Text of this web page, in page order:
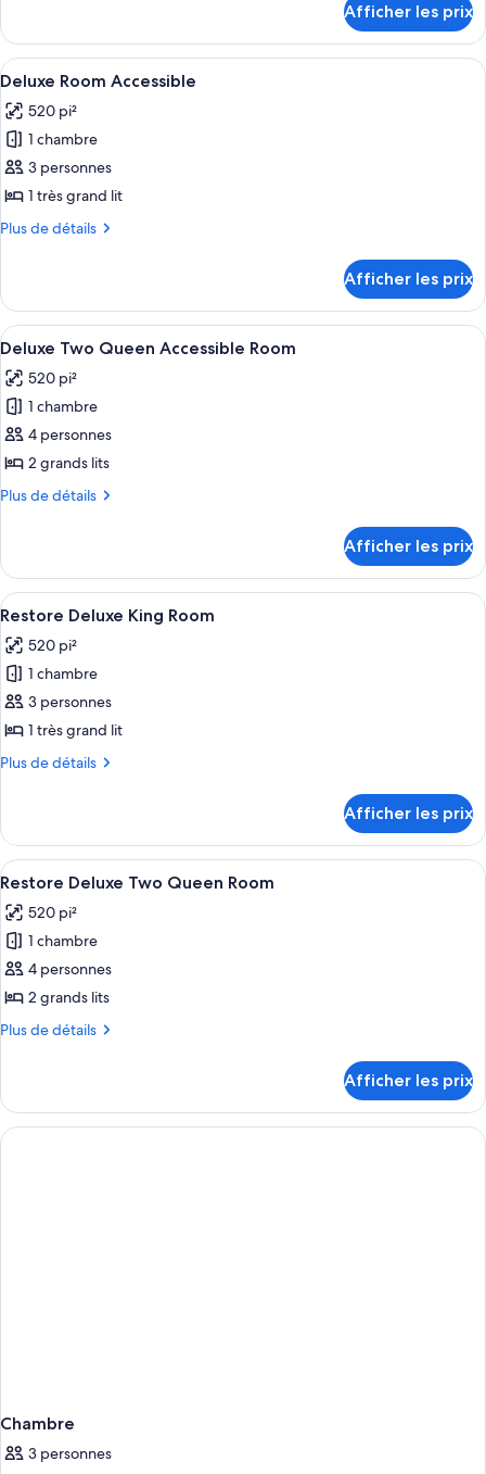
Tower
Suite
Tower
Suite
Afficher les prix
Afficher
toutes
les
photos
pour
ce
type
Deluxe
Room
Accessible
Une chambre d’hôtel avec un
4
Deluxe Room Accessible
520 pi²
1 chambre
3 personnes
1 très grand lit
Plus de détails
Plus
Deluxe
Room
Accessible
Afficher les prix
Afficher
toutes
les
photos
pour
ce
type
Deluxe
Two
Queen
Accessible
Room
Une chambre d’hôtel avec deux lits,
7
Deluxe Two Queen Accessible Room
520 pi²
1 chambre
4 personnes
2 grands lits
Plus de détails
Plus
Deluxe
Two
Queen
Room
Afficher les prix
Afficher
toutes
les
photos
pour
ce
type
Restore
Deluxe
King
Room
Une chambre d’hôtel avec un
5
Restore Deluxe King Room
520 pi²
1 chambre
3 personnes
1 très grand lit
Plus de détails
Plus
Restore
Deluxe
King
Afficher les prix
Afficher
toutes
les
photos
pour
ce
type
Restore
Deluxe
Two
Une chambre d’hôtel avec deux lits,
7
Restore Deluxe Two Queen Room
520 pi²
1 chambre
4 personnes
2 grands lits
Plus de détails
Plus
Restore
Deluxe
Two
Afficher les prix
Chambre
3 personnes